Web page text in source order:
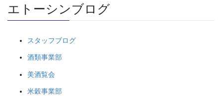
エトーシンブログ
スタッフブログ
酒類事業部
美酒覧会
米穀事業部